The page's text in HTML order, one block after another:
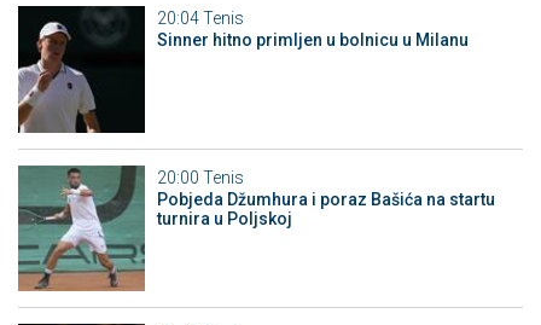
20:04Tenis
Sinner hitno primljen u bolnicu u Milanu
20:00 Tenis
Pobjeda Džumhura i poraz Bašića na startu
turnira u Poljskoj